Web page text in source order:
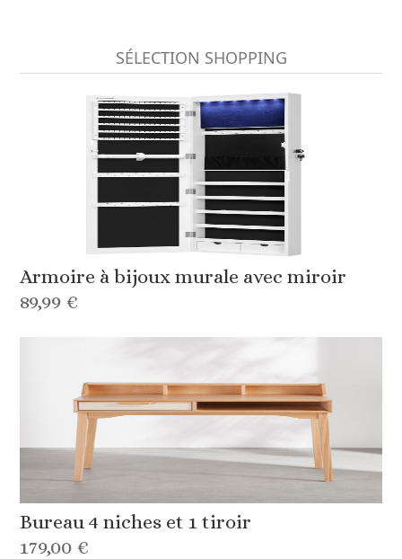
SÉLECTION SHOPPING
Armoire à bijoux murale avec miroir
89,99 €
Bureau 4 niches et 1 tiroir
179,00 €